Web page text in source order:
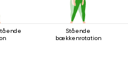
Stående
bækkenrotation